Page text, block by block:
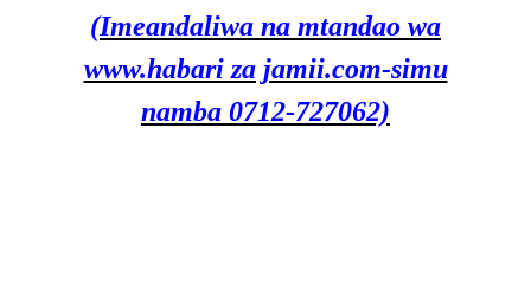
(Imeandaliwa na mtandao wa
www.habari za jamii.com-simu
namba 0712-727062)